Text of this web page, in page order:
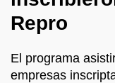
Repro
El programa
empresas